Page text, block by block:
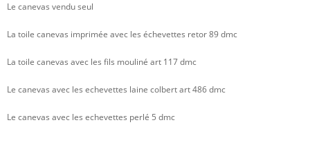
Le canevas vendu seul
La toile canevas imprimée avec les échevettes retor 89 dmc
La toile canevas avec les fils mouliné art 117 dmc
Le canevas avec les echevettes laine colbert art 486 dmc
Le canevas avec les echevettes perlé 5 dmc